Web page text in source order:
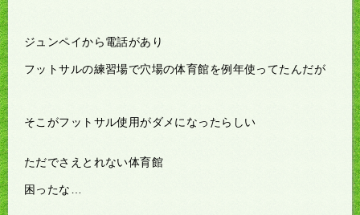
ジュンペイから電話があり
フットサルの練習場で穴場の体育館を例年使ってたんだが
そこがフットサル使用がダメになったらしい
ただでさえとれない体育館
困ったな…